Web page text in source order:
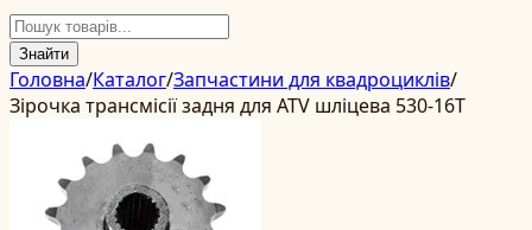
Знайти
Головна/Каталог/Запчастини для квадроциклів/
Зірочка трансмісії задня для ATV шліцева 530-16T